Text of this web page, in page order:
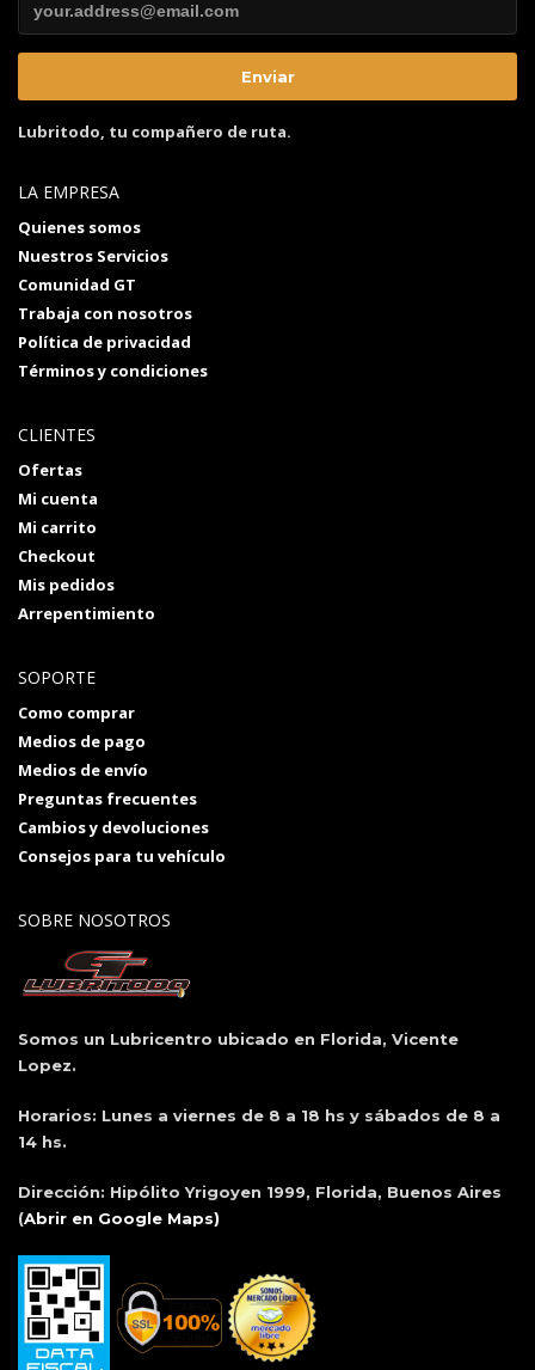
Lubritodo, tu compañero de ruta.
LA EMPRESA
Quienes somos
Nuestros Servicios
Comunidad GT
Trabaja con nosotros
Política de privacidad
Términos y condiciones
CLIENTES
Ofertas
Mi cuenta
Mi carrito
Checkout
Mis pedidos
Arrepentimiento
SOPORTE
Como comprar
Medios de pago
Medios de envío
Preguntas frecuentes
Cambios y devoluciones
Consejos para tu vehículo
SOBRE NOSOTROS
Somos un Lubricentro ubicado en Florida, Vicente
Lopez.
Horarios: Lunes a viernes de 8 a 18 hs y sábados de 8 a
14 hs.
Dirección: Hipólito Yrigoyen 1999, Florida, Buenos Aires
(Abrir en Google Maps)